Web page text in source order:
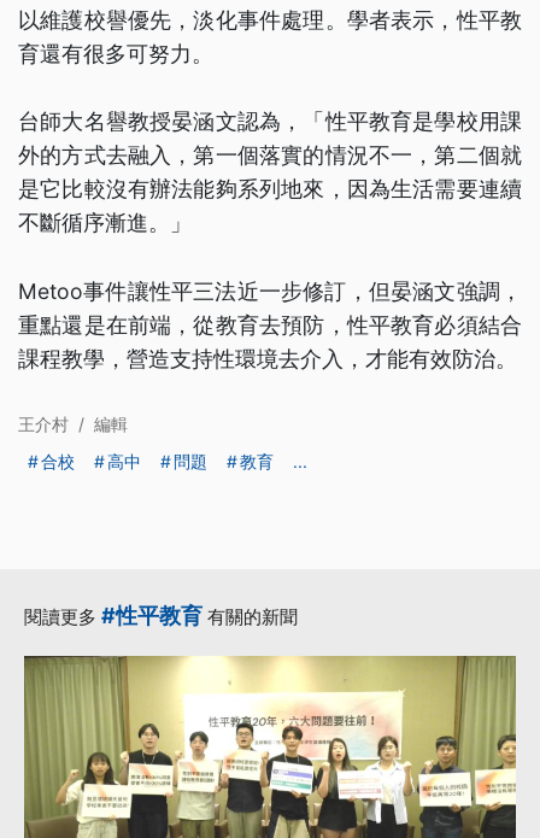
以維護校譽優先，淡化事件處理。學者表示，性平教
育還有很多可努力。
台師大名譽教授晏涵文認為，「性平教育是學校用課
外的方式去融入，第一個落實的情況不一，第二個就
是它比較沒有辦法能夠系列地來，因為生活需要連續
不斷循序漸進。」
Metoo事件讓性平三法近一步修訂，但晏涵文強調，
重點還是在前端，從教育去預防，性平教育必須結合
課程教學，營造支持性環境去介入，才能有效防治。
王介村 / 編輯
合校
高中 問題 教育 ...
閱讀更多 #性平教育 有關的新聞